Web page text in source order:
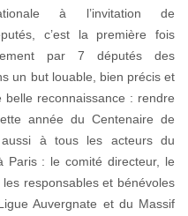
à l’invitation de
c’est la première fois
par 7 députés des
un but louable, bien précis et
reconnaissance : rendre
année du Centenaire de
aussi à tous les acteurs du
Paris : le comité directeur, le
responsables et bénévoles
Auvergnate et du Massif